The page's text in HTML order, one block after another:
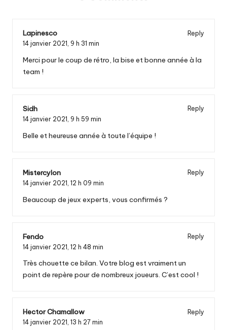
Lapinesco
Reply
14 janvier 2021, 9 h 31 min
Merci pour le coup de rétro, la bise et bonne année à la
team !
Sidh
Reply
14 janvier 2021, 9 h 59 min
Belle et heureuse année à toute l’équipe !
Mistercylon
Reply
14 janvier 2021, 12 h 09 min
Beaucoup de jeux experts, vous confirmés ?
Fendo
Reply
14 janvier 2021, 12 h 48 min
Très chouette ce bilan. Votre blog est vraiment un
point de repère pour de nombreux joueurs. C’est cool !
Hector Chamallow
Reply
14 janvier 2021, 13 h 27 min